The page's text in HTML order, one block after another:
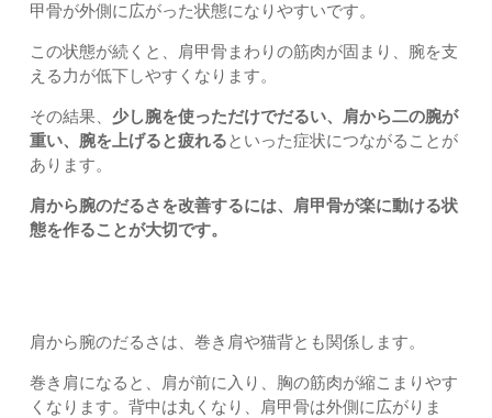
甲骨が外側に広がった状態になりやすいです。
この状態が続くと、肩甲骨まわりの筋肉が固まり、腕を支
える力が低下しやすくなります。
その結果、 少し腕を使っただけでだるい、肩から二の腕が
重い、腕を上げると疲れるといった症状につながることが
あります。
肩から腕のだるさを改善するには、肩甲骨が楽に動ける状
態を作ることが大切です。
肩から腕のだるさは、巻き肩や猫背とも関係します。
巻き肩になると、肩が前に入り、胸の筋肉が縮こまりやす
くなります。背中は丸くなり、肩甲骨は外側に広がりま